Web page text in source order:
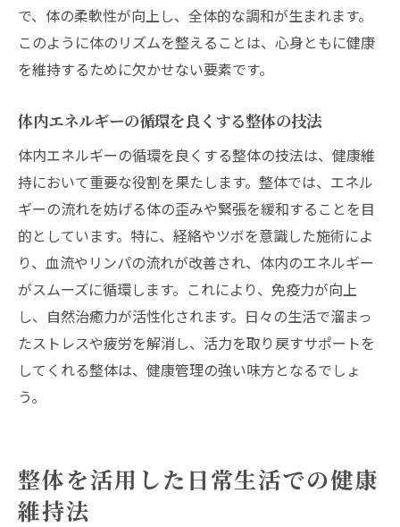
で、体の柔軟性が向上し、全体的な調和が生まれます。
このように体のリズムを整えることは、心身ともに健康
を維持するために欠かせない要素です。
体内エネルギーの循環を良くする整体の技法
体内エネルギーの循環を良くする整体の技法は、健康維
持において重要な役割を果たします。整体では、エネル
ギーの流れを妨げる体の歪みや緊張を緩和することを目
的としています。特に、経絡やツボを意識した施術によ
り、血流やリンパの流れが改善され、体内のエネルギー
がスムーズに循環します。これにより、免疫力が向上
し、自然治癒力が活性化されます。日々の生活で溜まっ
たストレスや疲労を解消し、活力を取り戻すサポートを
してくれる整体は、健康管理の強い味方となるでしょ
う。
整体を活用した日常生活での健康
維持法